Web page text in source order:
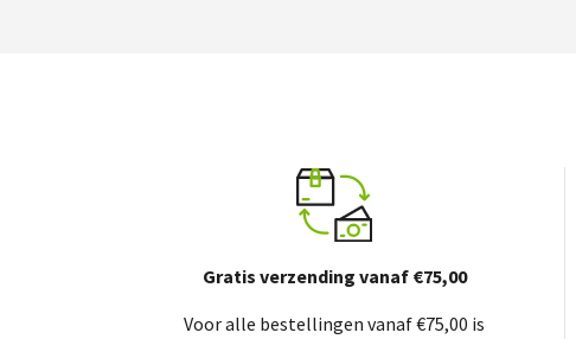
Gratis verzending vanaf €75,00
Voor alle bestellingen vanaf €75,00 is